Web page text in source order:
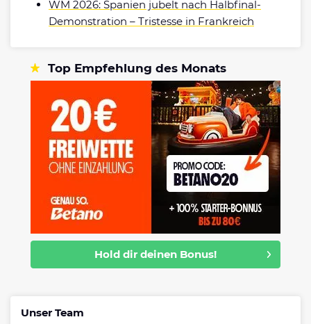
WM 2026: Spanien jubelt nach Halbfinal-
Demonstration – Tristesse in Frankreich
Top Empfehlung des Monats
Hold dir deinen Bonus!
Unser Team